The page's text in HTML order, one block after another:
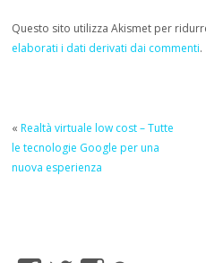
Questo sito utilizza Akismet per
elaborati i dati derivati dai commenti.
«Realtà virtuale low cost – Tutte
le tecnologie Google per una
nuova esperienza